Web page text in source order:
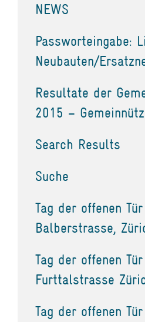
NEWS
Passworteingabe:
Neubauten/
Resultate der
2015 –
Search Results
Suche
Tag der offenen
Balberstrasse,
Tag der offenen
Furttalstrasse
Tag der offenen